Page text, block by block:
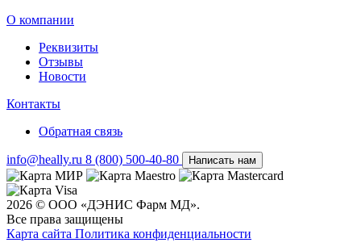
О компании
Реквизиты
Отзывы
Новости
Контакты
Обратная связь
info@heally.ru 8 (800) 500-40-80 Написать нам
2026 © ООО «ДЭНИС Фарм МД».
Все права защищены
Карта сайта Политика конфиден­циальности